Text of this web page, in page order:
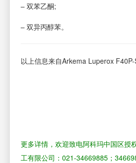
– 双苯乙酮;
– 双异丙醇苯。
以上信息来自Arkema Luperox F40P-
更多详情，欢迎致电阿科玛中国区授
工有限公司：021-34669885；